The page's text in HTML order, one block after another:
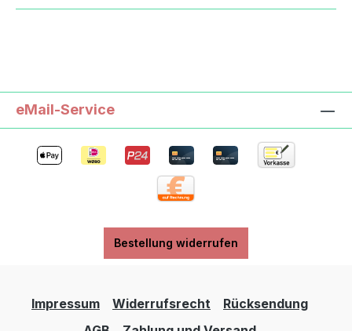
eMail-Service
Bestellung widerrufen
Impressum Widerrufsrecht
Rücksendung